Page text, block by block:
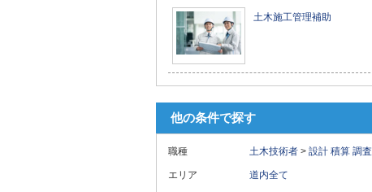
土木施工管理補助
他の条件で探す
職種 土木技術者 > 設計 積算 調査
エリア 道内全て